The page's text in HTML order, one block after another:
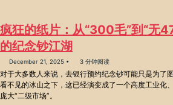
疯狂的纸片：从“300毛”到“无
的纪念钞江湖
December 21, 2025 3 分钟阅读
对于大多数人来说，去银行预约纪念钞可能只是为了
看不见的冰山之下，这已经演变成了一个高度工业化
庞大“二级市场”。